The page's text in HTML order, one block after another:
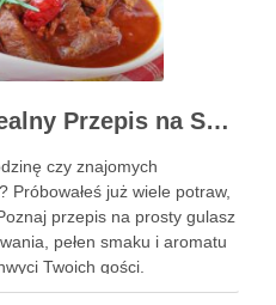
Gulasz z Indyka: Idealny Przepis na Szybki i Smaczny Obiad
czy znajomych
już wiele potraw,
przepis na prosty gulasz
pełen smaku i aromatu
Twoich gości.
To bardzo proste!